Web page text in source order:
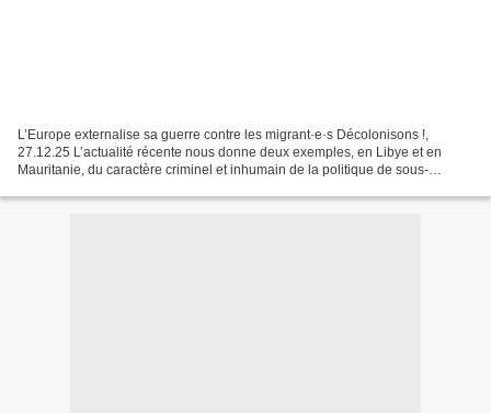
L’Europe externalise sa guerre contre les migrant·e·s Décolonisons !,
27.12.25 L’actualité récente nous donne deux exemples, en Libye et en
Mauritanie, du caractère criminel et inhumain de la politique de sous-